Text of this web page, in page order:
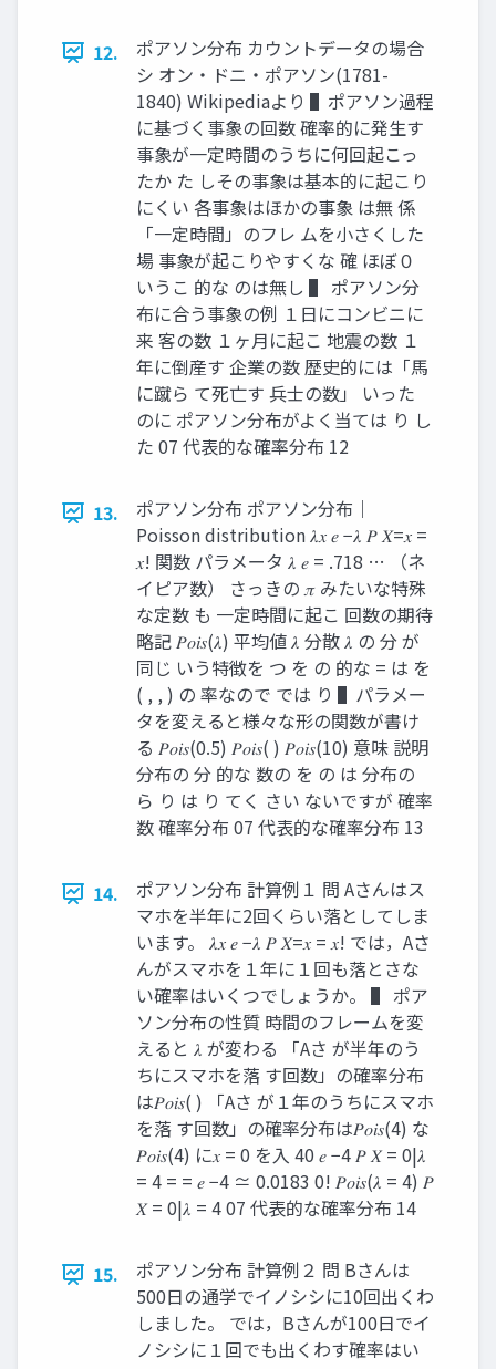
12.
ポアソン分布 カウントデータの場合
シ オン・ドニ・ポアソン(1781-
1840) Wikipediaより ▌ポアソン過程
に基づく事象の回数 確率的に発生す
事象が一定時間のうちに何回起こっ
たか た しその事象は基本的に起こり
にくい 各事象はほかの事象 は無 係
「一定時間」のフレ ムを小さくした
場 事象が起こりやすくな 確 ほぼ０
いうこ 的な のは無し ▌ ポアソン分
布に合う事象の例 １日にコンビニに
来 客の数 １ヶ月に起こ 地震の数 １
年に倒産す 企業の数 歴史的には「馬
に蹴ら て死亡す 兵士の数」 いった
のに ポアソン分布がよく当ては り し
た 07 代表的な確率分布 12
13.
ポアソン分布 ポアソン分布｜
Poisson distribution 𝜆𝑥 𝑒 −𝜆 𝑃 𝑋=𝑥 =
𝑥! 関数 パラメータ 𝜆 𝑒 = .718 … （ネ
イピア数） さっきの 𝜋 みたいな特殊
な定数 も 一定時間に起こ 回数の期待
略記 𝑃𝑜𝑖𝑠(𝜆) 平均値 𝜆 分散 𝜆 の 分 が
同じ いう特徴を つ を の 的な = は を
( , , ) の 率なので では り ▌パラメー
タを変えると様々な形の関数が書け
る 𝑃𝑜𝑖𝑠(0.5) 𝑃𝑜𝑖𝑠( ) 𝑃𝑜𝑖𝑠(10) 意味 説明
分布の 分 的な 数の を の は 分布の
ら り は り てく さい ないですが 確率
数 確率分布 07 代表的な確率分布 13
14.
ポアソン分布 計算例１ 問 Aさんはス
マホを半年に2回くらい落としてしま
います。 𝜆𝑥 𝑒 −𝜆 𝑃 𝑋=𝑥 = 𝑥! では，Aさ
んがスマホを１年に１回も落とさな
い確率はいくつでしょうか。 ▌ ポア
ソン分布の性質 時間のフレームを変
えると 𝜆 が変わる 「Aさ が半年のう
ちにスマホを落 す回数」の確率分布
は𝑃𝑜𝑖𝑠( ) 「Aさ が１年のうちにスマホ
を落 す回数」の確率分布は𝑃𝑜𝑖𝑠(4) な
𝑃𝑜𝑖𝑠(4) に𝑥 = 0 を入 40 𝑒 −4 𝑃 𝑋 = 0|𝜆
= 4 = = 𝑒 −4 ≃ 0.0183 0! 𝑃𝑜𝑖𝑠(𝜆 = 4) 𝑃
𝑋 = 0|𝜆 = 4 07 代表的な確率分布 14
15.
ポアソン分布 計算例２ 問 Bさんは
500日の通学でイノシシに10回出くわ
しました。 では，Bさんが100日でイ
ノシシに１回でも出くわす確率はい